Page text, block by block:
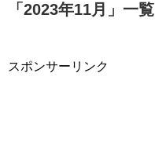
「 2023年11月 」 一覧
スポンサーリンク